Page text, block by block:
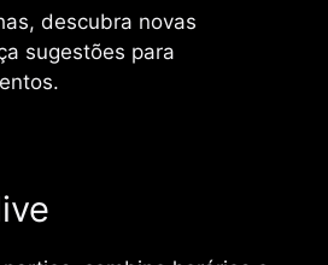
descubra novas
sugestões para